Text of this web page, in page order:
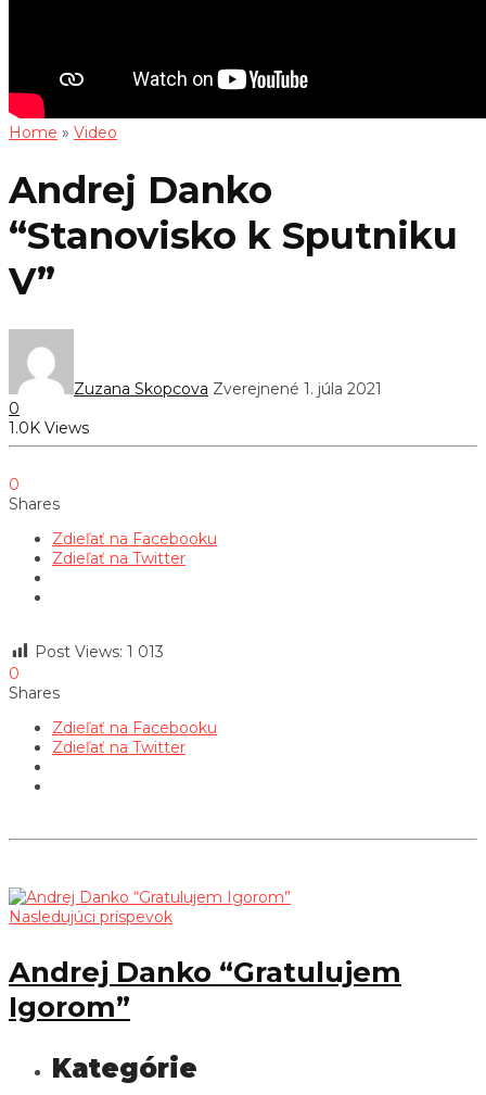
Home » Video
Andrej Danko
“Stanovisko k Sputniku
V”
Zuzana Skopcova Zverejnené 1. júla 2021
0
1.0K Views
0
Shares
Zdieľať na Facebooku
Zdieľať na Twitter
Post Views: 1 013
0
Shares
Zdieľať na Facebooku
Zdieľať na Twitter
Nasledujúci príspevok
Andrej Danko “Gratulujem
Igorom”